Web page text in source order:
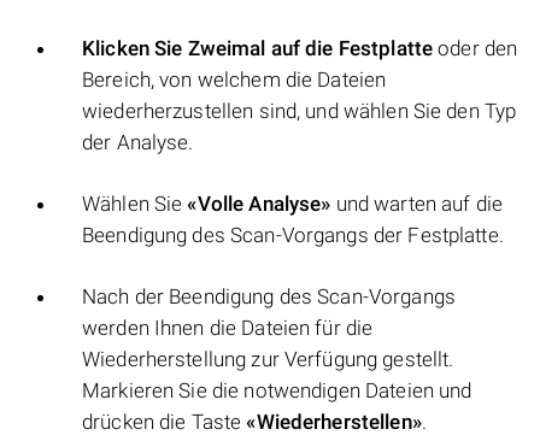
Klicken Sie Zweimal auf die Festplatte oder den
Bereich, von welchem die Dateien
wiederherzustellen sind, und wählen Sie den Typ
der Analyse.
Wählen Sie«Volle Analyse» und warten auf die
Beendigung des Scan-Vorgangs der Festplatte.
Nach der Beendigung des Scan-Vorgangs
werden Ihnen die Dateien für die
Wiederherstellung zur Verfügung gestellt.
Markieren Sie die notwendigen Dateien und
drücken die Taste«Wiederherstellen».